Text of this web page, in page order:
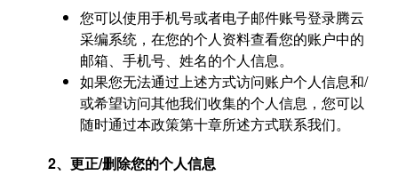
您可以使用手机号或者电子邮件账号登录腾云
采编系统，在您的个人资料查看您的账户中的
邮箱、手机号、姓名的个人信息。
如果您无法通过上述方式访问账户个人信息和/
或希望访问其他我们收集的个人信息，您可以
随时通过本政策第十章所述方式联系我们。
2、更正/删除您的个人信息